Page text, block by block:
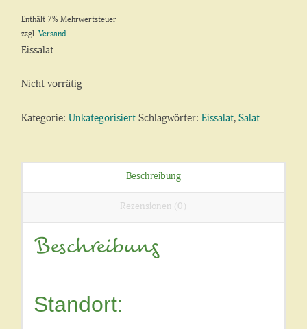
Enthält 7% Mehrwertsteuer
zzgl.Versand
Eissalat
Nicht vorrätig
Kategorie:Unkategorisiert Schlagwörter:Eissalat,Salat
Beschreibung
Rezensionen (0)
Beschreibung
Standort: